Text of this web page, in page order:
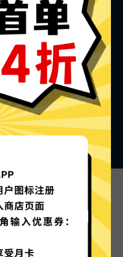
特色